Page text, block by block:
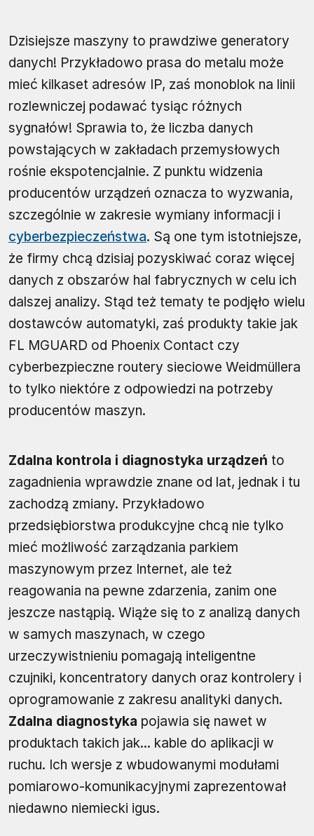
Dzisiejsze maszyny to prawdziwe generatory
danych! Przykładowo prasa do metalu może
mieć kilkaset adresów IP, zaś monoblok na linii
rozlewniczej podawać tysiąc różnych
sygnałów! Sprawia to, że liczba danych
powstających w zakładach przemysłowych
rośnie ekspotencjalnie. Z punktu widzenia
producentów urządzeń oznacza to wyzwania,
szczególnie w zakresie wymiany informacji i
cyberbezpieczeństwa. Są one tym istotniejsze,
że firmy chcą dzisiaj pozyskiwać coraz więcej
danych z obszarów hal fabrycznych w celu ich
dalszej analizy. Stąd też tematy te podjęło wielu
dostawców automatyki, zaś produkty takie jak
FL MGUARD od Phoenix Contact czy
cyberbezpieczne routery sieciowe Weidmüllera
to tylko niektóre z odpowiedzi na potrzeby
producentów maszyn.
Zdalna kontrola i diagnostyka urządzeń to
zagadnienia wprawdzie znane od lat, jednak i tu
zachodzą zmiany. Przykładowo
przedsiębiorstwa produkcyjne chcą nie tylko
mieć możliwość zarządzania parkiem
maszynowym przez Internet, ale też
reagowania na pewne zdarzenia, zanim one
jeszcze nastąpią. Wiąże się to z analizą danych
w samych maszynach, w czego
urzeczywistnieniu pomagają inteligentne
czujniki, koncentratory danych oraz kontrolery i
oprogramowanie z zakresu analityki danych.
Zdalna diagnostyka pojawia się nawet w
produktach takich jak... kable do aplikacji w
ruchu. Ich wersje z wbudowanymi modułami
pomiarowo-komunikacyjnymi zaprezentował
niedawno niemiecki igus.